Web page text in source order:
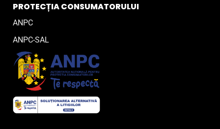
PROTECȚIA CONSUMATORULUI
ANPC
ANPC-SAL